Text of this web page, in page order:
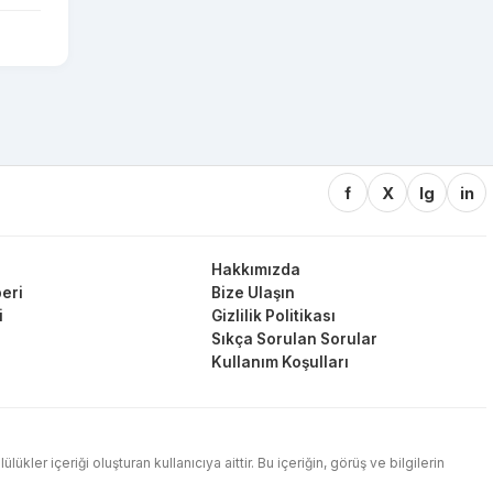
f X Ig in
Hakkımızda
Bize Ulaşın
Gizlilik Politikası
Sıkça Sorulan Sorular
Kullanım Koşulları
içeriği oluşturan kullanıcıya aittir. Bu içeriğin, görüş ve bilgilerin